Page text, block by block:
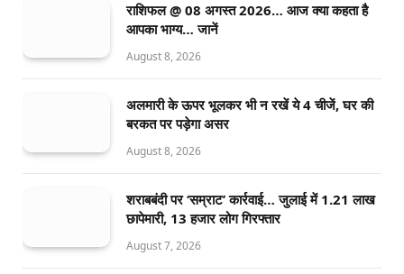
राशिफल @ 08 अगस्त 2026… आज क्या कहता है
आपका भाग्य… जानें
August 8, 2026
अलमारी के ऊपर भूलकर भी न रखें ये 4 चीजें, घर की
बरकत पर पड़ेगा असर
August 8, 2026
शराबबंदी पर ‘सम्राट’ कार्रवाई… जुलाई में 1.21 लाख
छापेमारी, 13 हजार लोग गिरफ्तार
August 7, 2026